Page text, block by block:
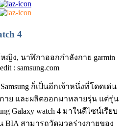
4
: samsung.com
ก็เป็นอีกเจ้าหนึ่งที่โดดเด่น
าย และผลิตออกมาหลายรุ่น แต่รุ่น
Galaxy watch 4 มาในดีไซน์เรียบ
สามารถวัดมวลร่างกายของ